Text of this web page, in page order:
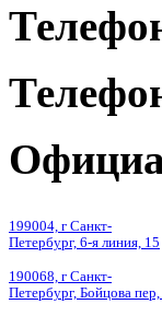
199004, г Санкт-
Петербург, 6-я линия, 15
190068, г Санкт-
Петербург, Бойцова пер,